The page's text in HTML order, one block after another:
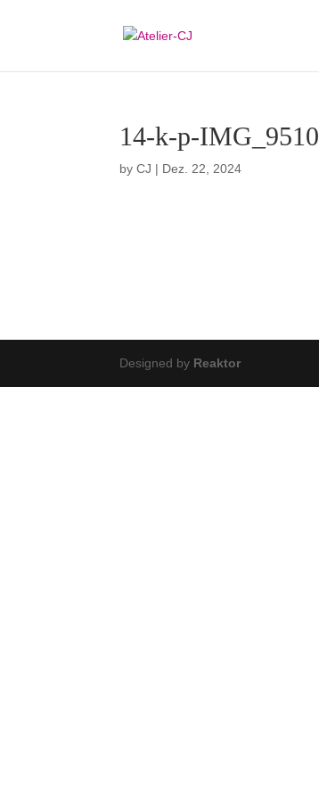
14-k-p-IMG_9510
byCJ | Dez. 22, 2024
Designed by Reaktor